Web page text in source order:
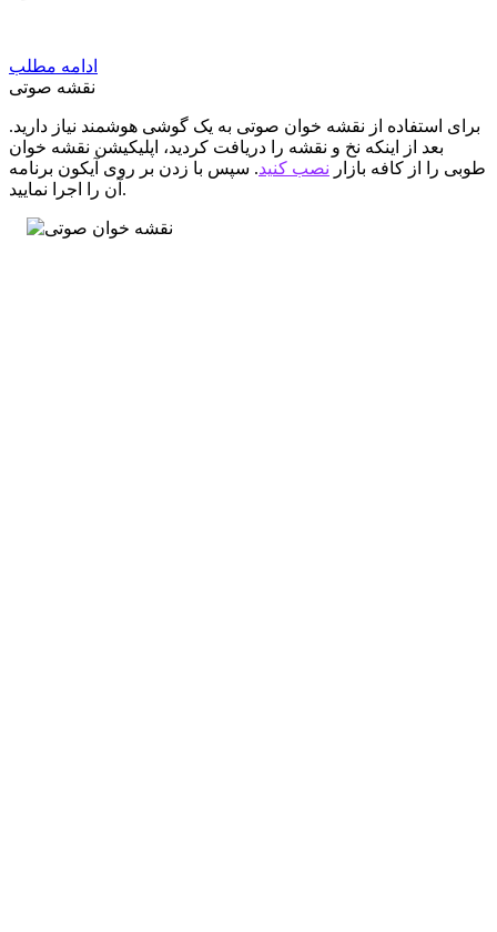
ادامه مطلب
نقشه صوتی
برای استفاده از نقشه خوان صوتی به یک گوشی هوشمند نیاز دارید.
بعد از اینکه نخ و نقشه را دریافت کردید، اپلیکیشن نقشه خوان
طوبی را از کافه بازار نصب کنید. سپس با زدن بر روی آیکون برنامه
آن را اجرا نمایید.